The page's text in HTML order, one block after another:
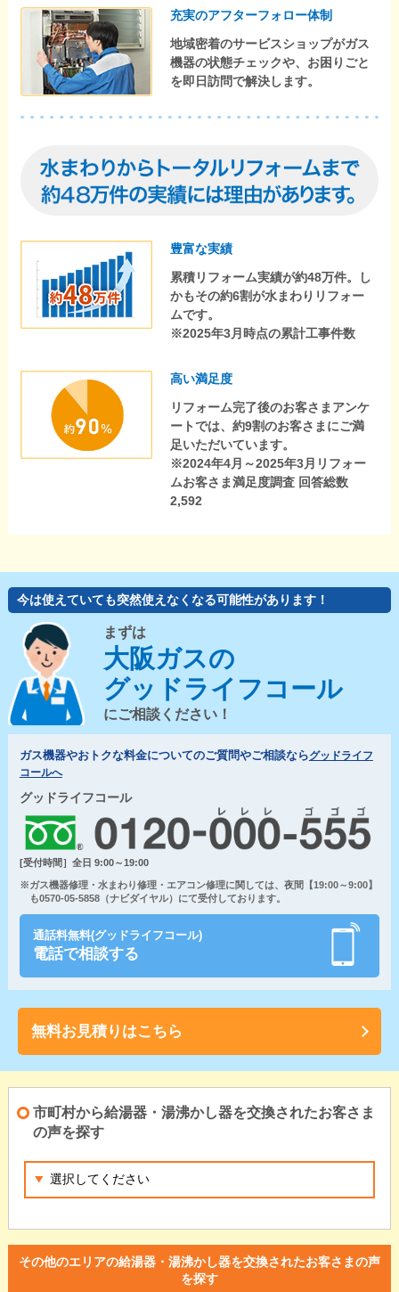
充実のアフターフォロー体制
地域密着のサービスショップがガス
機器の状態チェックや、お困りごと
を即日訪問で解決します。
豊富な実績
累積リフォーム実績が約48万件。し
かもその約6割が水まわりリフォー
ムです。
※2025年3月時点の累計工事件数
高い満足度
リフォーム完了後のお客さまアンケ
ートでは、約9割のお客さまにご満
足いただいています。
※2024年4月～2025年3月リフォー
ムお客さま満足度調査 回答総数
2,592
今は使えていても突然使えなくなる可能性があります！
まずは
大阪ガスの
グッドライフコール
にご相談ください！
ガス機器やおトクな料金についてのご質問やご相談ならグッドライフ
コールへ
グッドライフコール
[受付時間］全日 9:00～19:00
※ガス機器修理・水まわり修理・エアコン修理に関しては、夜間【19:00～9:00】
も0570-05-5858（ナビダイヤル）にて受付しております。
通話料無料(グッドライフコール)
電話で相談する
無料お見積りはこちら
市町村から給湯器・湯沸かし器を交換されたお客さま
の声を探す
その他のエリアの給湯器・湯沸かし器を交換されたお客さまの声
を探す